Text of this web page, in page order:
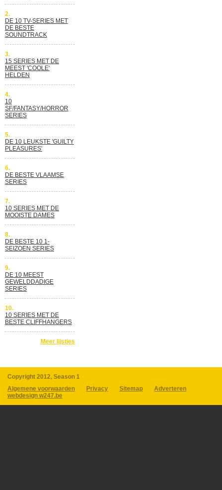
2.
DE 10 TV-SERIES MET
DE BESTE
SOUNDTRACK
3.
15 SERIES MET DE
MEEST 'COOLE'
HELDEN
4.
10
SF/FANTASY/HORROR
SERIES
5.
DE 10 LEUKSTE 'GUILTY
PLEASURES'
6.
DE BESTE VLAAMSE
SERIES
7.
10 SERIES MET DE
MOOISTE DAMES
8.
DE BESTE 10 1-
SEIZOEN SERIES
9.
DE 10 MEEST
GEWELDDADIGE
SERIES
10.
10 SERIES MET DE
BESTE CLIFFHANGERS
Meer lijstjes
Copyright 2012, Season 1
Algemene voorwaarden
Privacy Sitemap
Adverteren
webdesign w247.be